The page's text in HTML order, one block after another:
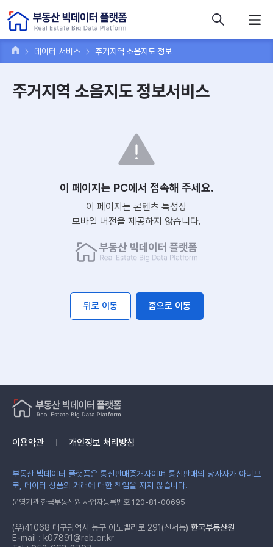
데이터 서비스 주거지역 소음지도 정보
주거지역 소음지도 정보서비스
이 페이지는 PC에서 접속해 주세요.
이 페이지는 콘텐츠 특성상
모바일 버전을 제공하지 않습니다.
뒤로 이동 홈으로 이동
이용약관 개인정보 처리방침
부동산 빅데이터 플랫폼은 통신판매중개자이며 통신판매의 당사자가 아니므
로, 데이터 상품의 거래에 대한 책임을 지지 않습니다.
운영기관 한국부동산원 사업자등록번호 120-81-00695
(우)41068 대구광역시 동구 이노밸리로 291(신서동) 한국부동산원
E-mail : k07891@reb.or.kr